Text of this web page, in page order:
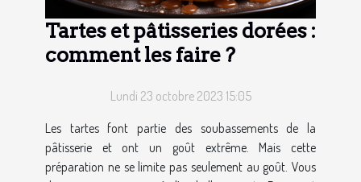
Tartes et pâtisseries dorées :
comment les faire ?
Lundi 23 octobre 2023 15:05
Les tartes font partie des soubassements de la
pâtisserie et ont un goût extrême. Mais cette
préparation ne se limite pas seulement au goût. Vous